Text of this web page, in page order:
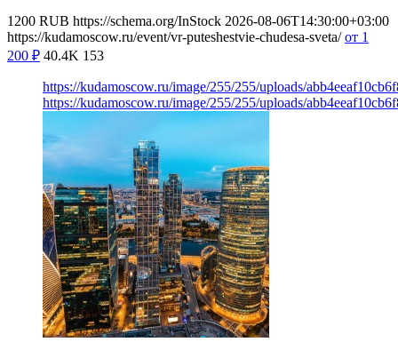
1200 RUB https://schema.org/InStock 2026-08-06T14:30:00+03:00
https://kudamoscow.ru/event/vr-puteshestvie-chudesa-sveta/ от 1
200 ₽ 40.4K 153
https://kudamoscow.ru/image/255/255/uploads/
https://kudamoscow.ru/image/255/255/uploads/